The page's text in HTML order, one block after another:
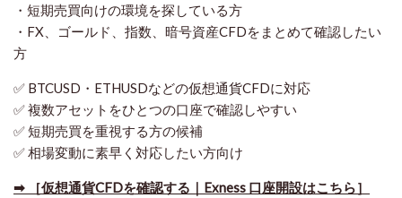
・短期売買向けの環境を探している方
・FX、ゴールド、指数、暗号資産CFDをまとめて確認したい
方
✅ BTCUSD・ETHUSDなどの仮想通貨CFDに対応
✅ 複数アセットをひとつの口座で確認しやすい
✅ 短期売買を重視する方の候補
✅ 相場変動に素早く対応したい方向け
➡ ［仮想通貨CFDを確認する｜Exness 口座開設はこちら］